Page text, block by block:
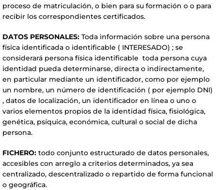
proceso de matriculación, o bien para su formación o o para
recibir los correspondientes certificados.
DATOS PERSONALES: Toda información sobre una persona
física identificada o identificable ( INTERESADO) ; se
considerará persona física identificable toda persona cuya
identidad pueda determinarse, directa o indirectamente,
en particular mediante un identificador, como por ejemplo
un nombre, un número de identificación ( por ejemplo DNI)
, datos de localización, un identificador en línea o uno o
varios elementos propios de la identidad física, fisiológica,
genética, psíquica, económica, cultural o social de dicha
persona.
FICHERO: todo conjunto estructurado de datos personales,
accesibles con arreglo a criterios determinados, ya sea
centralizado, descentralizado o repartido de forma funcional
o geográfica.